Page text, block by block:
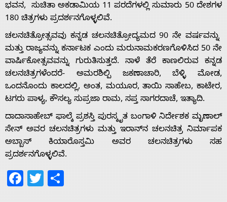
Home
About
Us
Advertise
With
ಭವನ, ಸುಚಿತಾ ಅಕಡಾಮಿಯ 11 ಪರದೆಗಳಲ್ಲಿ ಸುಮಾರು 50 ದೇಶಗಳ
180 ಚಿತ್ರಗಳು ಪ್ರದರ್ಶನಗೊಳ್ಳಲಿವೆ.
ಚಲನಚಿತ್ರೋತ್ಸವವು ಕನ್ನಡ ಚಲನಚಿತ್ರೋದ್ಯಮದ 90 ನೇ ವರ್ಷವನ್ನು
ಮತ್ತು ರಾಜ್ಯವನ್ನು ಕರ್ನಾಟಕ ಎಂದು ಮರುನಾಮಕರಣಗೊಳಿಸಿದ 50 ನೇ
ವಾರ್ಷಿಕೋತ್ಸವವನ್ನು ಗುರುತಿಸುತ್ತದೆ. ನಾಳೆ ತೆರೆ ಕಾಣಲಿರುವ ಕನ್ನಡ
ಚಲನಚಿತ್ರಗಳೆಂದರೆ- ಅಮರಶಿಲ್ಪಿ ಜಕಣಾಚಾರಿ, ಬೆಳ್ಳಿ ಮೋಡ,
ಒಂದನೊಂದು ಕಾಲದಲ್ಲಿ, ಅಂತ, ಮಯೂರ, ತಾಯಿ ಸಾಹೇಬ, ಕಾಟೇರ,
ಟಗರು ಪಾಳ್ಯ, ಕೌಸಲ್ಯ ಸುಪ್ರಜಾ ರಾಮ, ಸಪ್ತ ಸಾಗರದಾಚೆ, ಇತ್ಯಾದಿ.
ದಾದಾಸಾಹೇಬ್ ಫಾಲ್ಕೆ ಪ್ರಶಸ್ತಿ ಪುರಸ್ಕೃತ ಬಂಗಾಳಿ ನಿರ್ದೇಶಕ ಮೃಣಾಲ್
ಸೇನ್ ಅವರ ಚಲನಚಿತ್ರಗಳು ಮತ್ತು ಇರಾನ್‌ನ ಚಲನಚಿತ್ರ ನಿರ್ಮಾಪಕ
ಅಬ್ಬಾಸ್ ಕಿಯಾರೊಸ್ತಮಿ ಅವರ ಚಲನಚಿತ್ರಗಳು ಸಹ
ಪ್ರದರ್ಶನಗೊಳ್ಳಲಿವೆ.
Facebook
Twitter